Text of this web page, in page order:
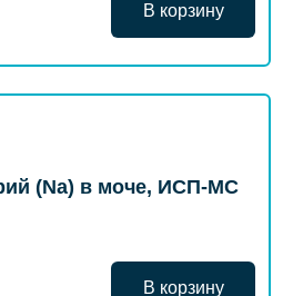
В корзину
(Na) в моче, ИСП-МС
В корзину